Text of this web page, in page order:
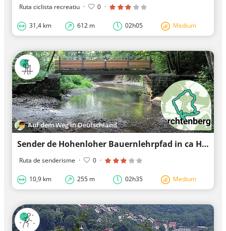
Ruta ciclista recreatiu · 0 ·
31,4 km 612 m 02h05 Medium
Auf dem Weg in Deutschland
Sender de Hohenloher Bauernlehrpfad in ca Hohenloher camí de coneixement agrícola
Ruta de senderisme · 0 ·
10,9 km 255 m 02h35 Medium